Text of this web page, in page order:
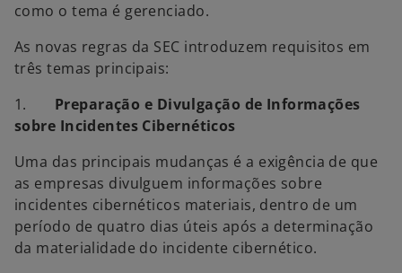
como o tema é gerenciado.
As novas regras da SEC introduzem requisitos em
três temas principais:
1. Preparação e Divulgação de Informações
sobre Incidentes Cibernéticos
Uma das principais mudanças é a exigência de que
as empresas divulguem informações sobre
incidentes cibernéticos materiais, dentro de um
período de quatro dias úteis após a determinação
da materialidade do incidente cibernético.